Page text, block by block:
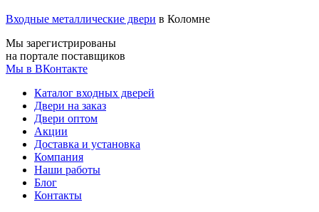
Входные металлические двери в Коломне
Мы зарегистрированы
на портале поставщиков
Мы в ВКонтакте
Каталог входных дверей
Двери на заказ
Двери оптом
Акции
Доставка и установка
Компания
Наши работы
Блог
Контакты